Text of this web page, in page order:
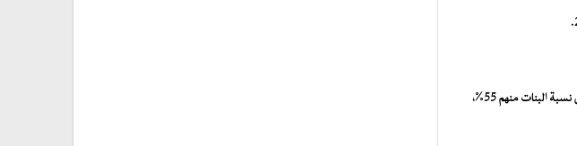
وقد شارك في هذه المسابقات هذه السنة على مستوى ولاية إنشيري 255 تلميذا، من بينه 80 تلميذا في الأولمبياد، تمثل نسبة البنات منهم 55%،